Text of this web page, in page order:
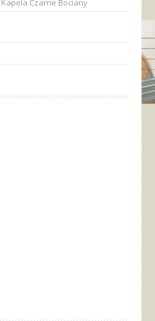
Kapela Czarne Bociany